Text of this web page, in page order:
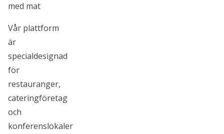
med mat
Vår plattform
är
specialdesignad
för
restauranger,
cateringföretag
och
konferenslokaler